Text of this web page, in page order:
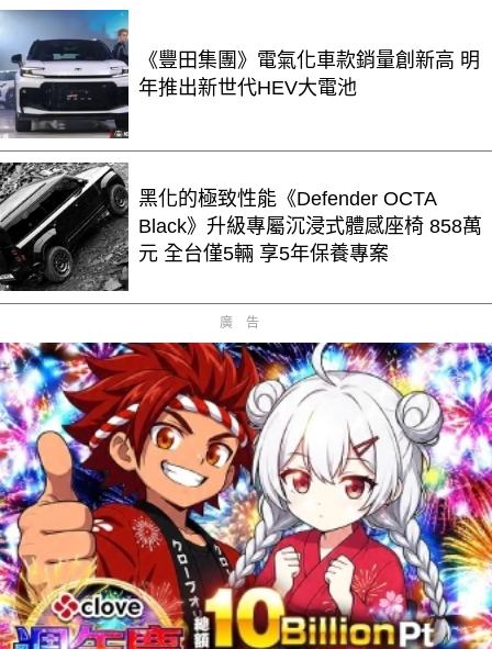
《豐田集團》電氣化車款銷量創新高 明
年推出新世代HEV大電池
黑化的極致性能《Defender OCTA
Black》升級專屬沉浸式體感座椅 858萬
元 全台僅5輛 享5年保養專案
廣告